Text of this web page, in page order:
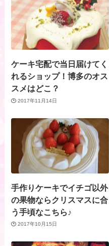
ケーキ宅配で当日届けてく
れるショップ！博多のオス
スメはどこ？
2017年11月14日
手作りケーキでイチゴ以外
の果物ならクリスマスに合
う手頃なこちら♪
2017年10月15日